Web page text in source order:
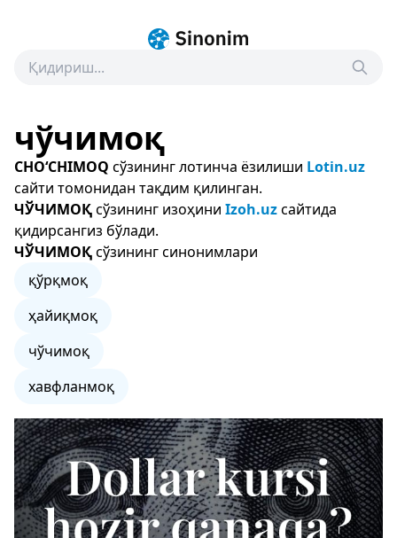
чўчимоқ
CHO‘CHIMOQ сўзининг лотинча ёзилиши Lotin.uz
сайти томонидан тақдим қилинган.
ЧЎЧИМОҚсўзининг изоҳини Izoh.uzсайтида
қидирсангиз бўлади.
ЧЎЧИМОҚсўзининг синонимлари
қўрқмоқ
ҳайиқмоқ
чўчимоқ
хавфланмоқ